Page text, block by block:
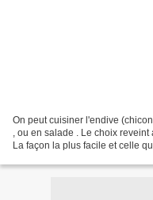
On peut cuisiner l'endive
, ou en salade . Le choix
La façon la plus facile et celle